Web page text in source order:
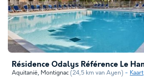
Aquitanië, Montignac (24,5 km van Ayen) Kaart